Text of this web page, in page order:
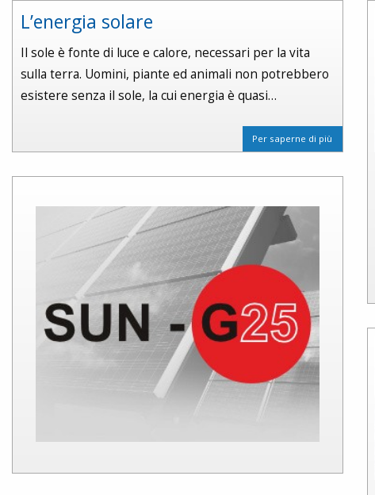
L’energia solare
Il sole è fonte di luce e calore, necessari per la vita
sulla terra. Uomini, piante ed animali non potrebbero
esistere senza il sole, la cui energia è quasi…
Per saperne di più